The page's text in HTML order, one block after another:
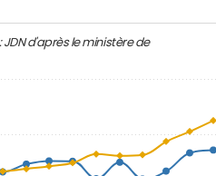
JDN d'après le ministère de